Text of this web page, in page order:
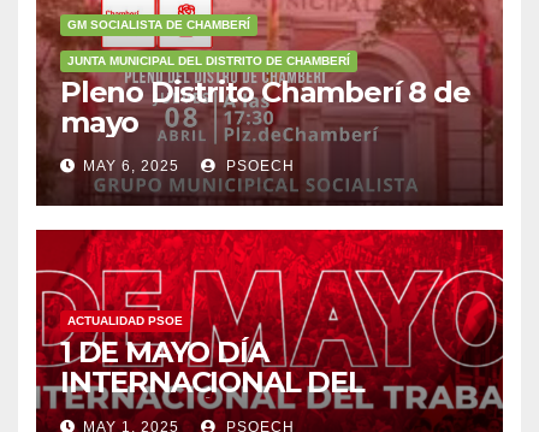
GM SOCIALISTA DE CHAMBERÍ
JUNTA MUNICIPAL DEL DISTRITO DE CHAMBERÍ
Pleno Distrito Chamberí 8 de
mayo
MAY 6, 2025 PSOECH
ACTUALIDAD PSOE
1 DE MAYO DÍA
INTERNACIONAL DEL
TRABAJO/❤️
MAY 1, 2025 PSOECH